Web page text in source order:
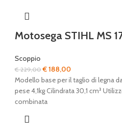
Motosega STIHL MS
Scoppio
€229,00Il
prezzo
originale
era:
€188,00
prezzo
attuale
Modello base per il taglio di legna
pese 4,1kg Cilindrata 30,1 cm³
combinata